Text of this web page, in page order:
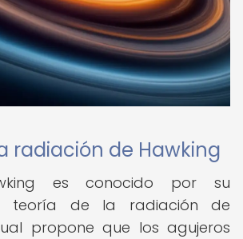
radiación de Hawking
es conocido por su
teoría de la radiación de
propone que los agujeros